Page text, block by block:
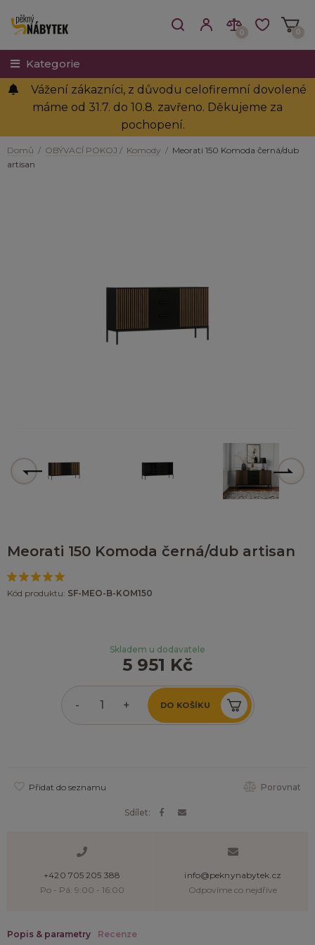
0
0
Kategorie
Vážení zákazníci, z důvodu celofiremní dovolené
máme od 31.7. do 10.8. zavřeno. Děkujeme za
pochopení.
Domů / OBÝVACÍ POKOJ / Komody / Meorati 150 Komoda černá/dub
artisan
Meorati 150 Komoda černá/dub artisan
Kód produktu: SF-MEO-B-KOM150
Skladem u dodavatele
5 951 Kč
- + DO KOŠÍKU
Přidat do seznamu Porovnat
Sdílet:
+420 705 205 388
Po - Pá: 9:00 - 16:00
info@peknynabytek.cz
Odpovíme co nejdříve
Popis & parametry Recenze